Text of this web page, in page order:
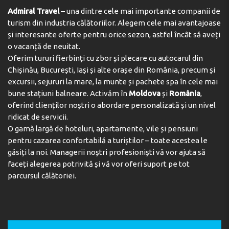
Admiral Travel– una dintre cele mai importante companii de
turism din industria călătoriilor. Alegem cele mai avantajoase
și interesante oferte pentru orice sezon, astfel încât să aveți
o vacanță de neuitat.
Oferim tururi fierbinți cu zbor și plecare cu autocarul din
Chișinău, București, Iași și alte orașe din România, precum și
excursii, sejururi la mare, la munte și pachete spa în cele mai
bune stațiuni balneare. Activăm în Moldovași România,
oferind clienților noștri o abordare personalizată și un nivel
ridicat de servicii.
O gamă largă de hoteluri, apartamente, vile și pensiuni
pentru cazarea confortabilă a turiștilor – toate acestea le
găsiți la noi. Managerii noștri profesioniști vă vor ajuta să
faceți alegerea potrivită și vă vor oferi suport pe tot
parcursul călătoriei.